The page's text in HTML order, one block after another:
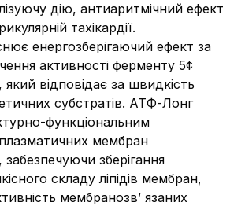
дію, антиаритмічний ефект
тахікардії.
енергозберігаючий ефект за
активності ферменту 5¢
відповідає за швидкість
субстратів. АТФ-Лонг
функціональним
мембран
забезпечуючи зберігання
складу ліпідів мембран,
мембранозв’ язаних